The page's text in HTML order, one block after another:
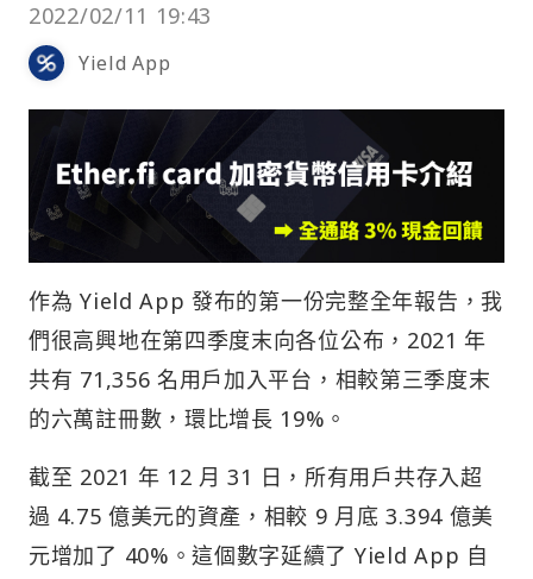
2022/02/11 19:43
Yield App
作為 Yield App 發布的第一份完整全年報告，我
們很高興地在第四季度末向各位公布，2021 年
共有 71,356 名用戶加入平台，相較第三季度末
的六萬註冊數，環比增長 19%。
截至 2021 年 12 月 31 日，所有用戶共存入超
過 4.75 億美元的資產，相較 9 月底 3.394 億美
元增加了 40%。這個數字延續了 Yield App 自